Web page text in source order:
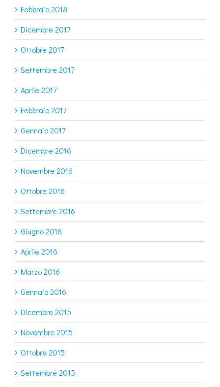
Febbraio 2018
Dicembre 2017
Ottobre 2017
Settembre 2017
Aprile 2017
Febbraio 2017
Gennaio 2017
Dicembre 2016
Novembre 2016
Ottobre 2016
Settembre 2016
Giugno 2016
Aprile 2016
Marzo 2016
Gennaio 2016
Dicembre 2015
Novembre 2015
Ottobre 2015
Settembre 2015